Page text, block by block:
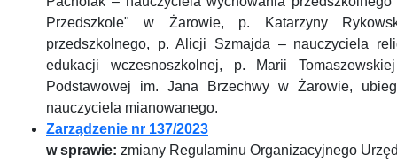
Przedszkole" w Żarowie, p. Katarzyny
przedszkolnego, p. Alicji Szmajda – nauczyciela
edukacji wczesnoszkolnej, p. Marii
Podstawowej im. Jana Brzechwy w Żarowie,
nauczyciela mianowanego.
Zarządzenie nr 137/2023
w sprawie: zmiany Regulaminu Organizacyjnego